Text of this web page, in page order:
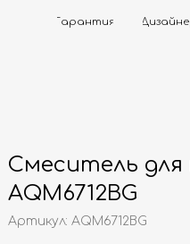
Дизайнерам
Смеситель для
AQM6712BG
Артикул: AQM6712BG